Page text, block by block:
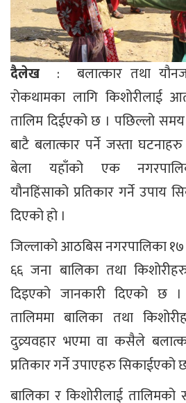
दैलेख : बलात्कार तथा
रोकथामका लागि किशोरीलाई
तालिम दिईएको छ । पछिल्लो
बाटै बलात्कार पर्ने जस्ता
बेला यहाँको एक
यौनहिंसाको प्रतिकार गर्ने उपाय
दिएको हो ।
जिल्लाको आठबिस नगरपालिका १७
६६ जना बालिका तथा
दिइएको जानकारी दिएको छ ।
तालिममा बालिका तथा
दुव्र्यवहार भएमा वा कसैले
प्रतिकार गर्ने उपाएहरु सिकाईएको
बालिका र किशोरीलाई